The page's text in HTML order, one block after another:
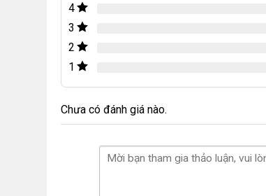
4
3
2
1
Chưa có đánh giá nào.